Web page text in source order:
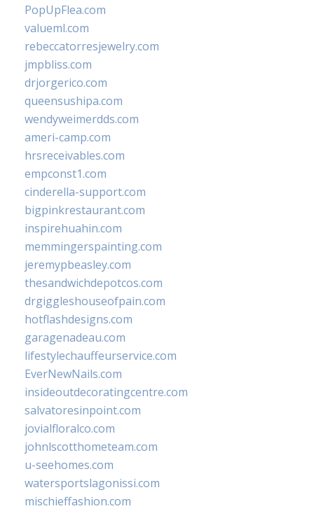
PopUpFlea.com
valueml.com
rebeccatorresjewelry.com
jmpbliss.com
drjorgerico.com
queensushipa.com
wendyweimerdds.com
ameri-camp.com
hrsreceivables.com
empconst1.com
cinderella-support.com
bigpinkrestaurant.com
inspirehuahin.com
memmingerspainting.com
jeremypbeasley.com
thesandwichdepotcos.com
drgiggleshouseofpain.com
hotflashdesigns.com
garagenadeau.com
lifestylechauffeurservice.com
EverNewNails.com
insideoutdecoratingcentre.com
salvatoresinpoint.com
jovialfloralco.com
johnlscotthometeam.com
u-seehomes.com
watersportslagonissi.com
mischieffashion.com